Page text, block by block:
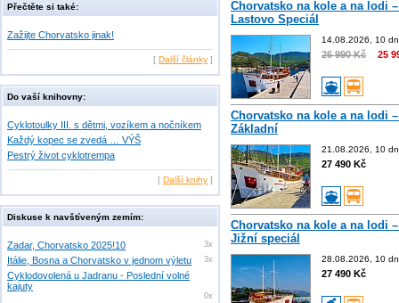
Přečtěte si také:
Zažijte Chorvatsko jinak!
[ Další články ]
Do vaší knihovny:
Cyklotoulky III. s dětmi, vozíkem a nočníkem
Každý kopec se zvedá … VÝŠ
Pestrý život cyklotrempa
[ Další knihy ]
Diskuse k navštíveným zemím:
Zadar, Chorvatsko 2025!10 3x
Itálie, Bosna a Chorvatsko v jednom výletu 3x
Cyklodovolená u Jadranu - Poslední volné
kajuty
0x
Chorvatsko na kole a na lodi
Lastovo Speciál
14.08.2026, 10
26 990 Kč 25
Chorvatsko na kole a na lodi
Základní
21.08.2026, 10
27 490 Kč
Chorvatsko na kole a na lodi
Jižní speciál
28.08.2026, 10
27 490 Kč